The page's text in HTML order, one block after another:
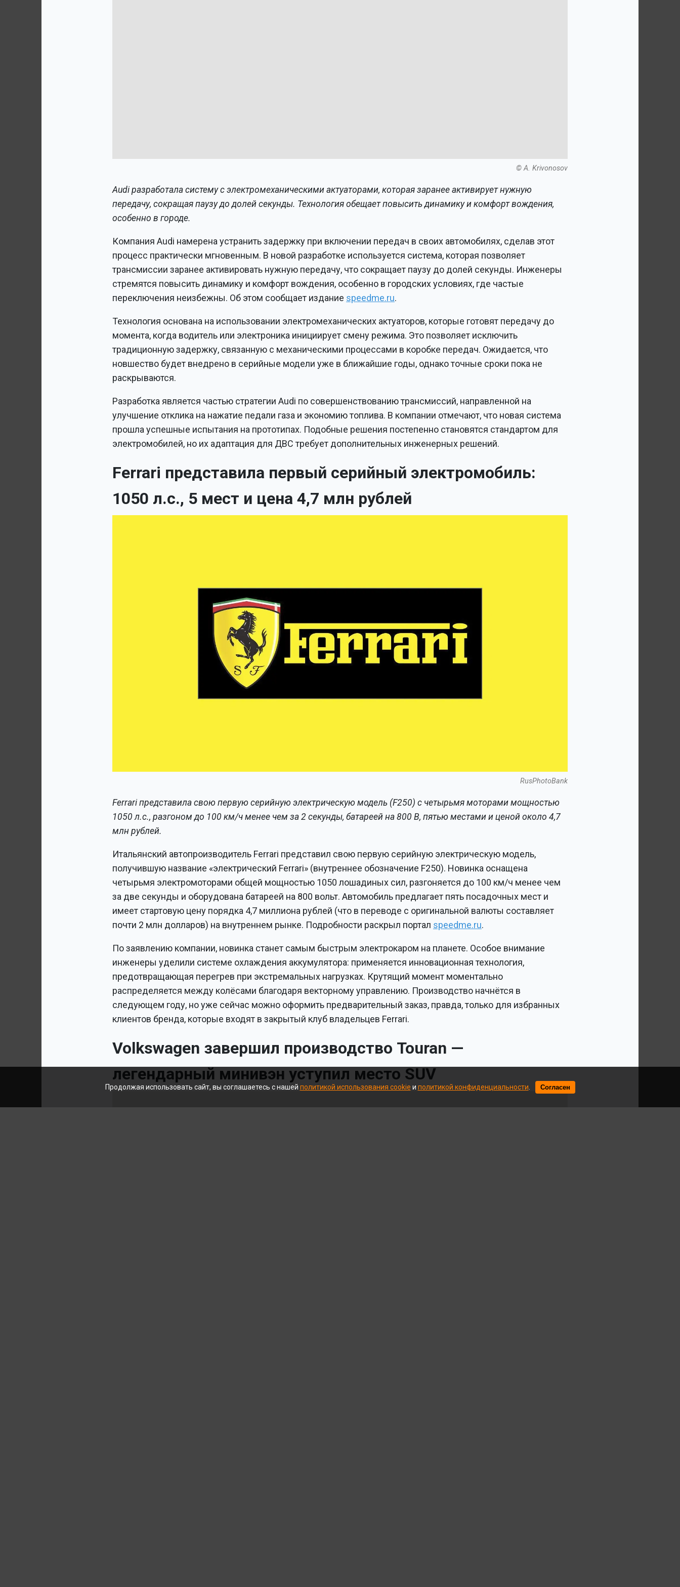
© A. Krivonosov
Audi разработала систему с электромеханическими актуаторами, которая заранее активирует нужную
передачу, сокращая паузу до долей секунды. Технология обещает повысить динамику и комфорт вождения,
особенно в городе.
Компания Audi намерена устранить задержку при включении передач в своих автомобилях, сделав этот
процесс практически мгновенным. В новой разработке используется система, которая позволяет
трансмиссии заранее активировать нужную передачу, что сокращает паузу до долей секунды. Инженеры
стремятся повысить динамику и комфорт вождения, особенно в городских условиях, где частые
переключения неизбежны. Об этом сообщает издание speedme.ru.
Технология основана на использовании электромеханических актуаторов, которые готовят передачу до
момента, когда водитель или электроника инициирует смену режима. Это позволяет исключить
традиционную задержку, связанную с механическими процессами в коробке передач. Ожидается, что
новшество будет внедрено в серийные модели уже в ближайшие годы, однако точные сроки пока не
раскрываются.
Разработка является частью стратегии Audi по совершенствованию трансмиссий, направленной на
улучшение отклика на нажатие педали газа и экономию топлива. В компании отмечают, что новая система
прошла успешные испытания на прототипах. Подобные решения постепенно становятся стандартом для
электромобилей, но их адаптация для ДВС требует дополнительных инженерных решений.
Ferrari представила первый серийный электромобиль:
1050 л.с., 5 мест и цена 4,7 млн рублей
RusPhotoBank
Ferrari представила свою первую серийную электрическую модель (F250) с четырьмя моторами мощностью
1050 л.с., разгоном до 100 км/ч менее чем за 2 секунды, батареей на 800 В, пятью местами и ценой около 4,7
млн рублей.
Итальянский автопроизводитель Ferrari представил свою первую серийную электрическую модель,
получившую название «электрический Ferrari» (внутреннее обозначение F250). Новинка оснащена
четырьмя электромоторами общей мощностью 1050 лошадиных сил, разгоняется до 100 км/ч менее чем
за две секунды и оборудована батареей на 800 вольт. Автомобиль предлагает пять посадочных мест и
имеет стартовую цену порядка 4,7 миллиона рублей (что в переводе с оригинальной валюты составляет
почти 2 млн долларов) на внутреннем рынке. Подробности раскрыл портал speedme.ru.
По заявлению компании, новинка станет самым быстрым электрокаром на планете. Особое внимание
инженеры уделили системе охлаждения аккумулятора: применяется инновационная технология,
предотвращающая перегрев при экстремальных нагрузках. Крутящий момент моментально
распределяется между колёсами благодаря векторному управлению. Производство начнётся в
следующем году, но уже сейчас можно оформить предварительный заказ, правда, только для избранных
клиентов бренда, которые входят в закрытый клуб владельцев Ferrari.
Volkswagen завершил производство Touran —
легендарный минивэн уступил место SUV
Продолжая использовать сайт, вы соглашаетесь с нашей политикой использования cookie и политикой конфиденциальности Согласен